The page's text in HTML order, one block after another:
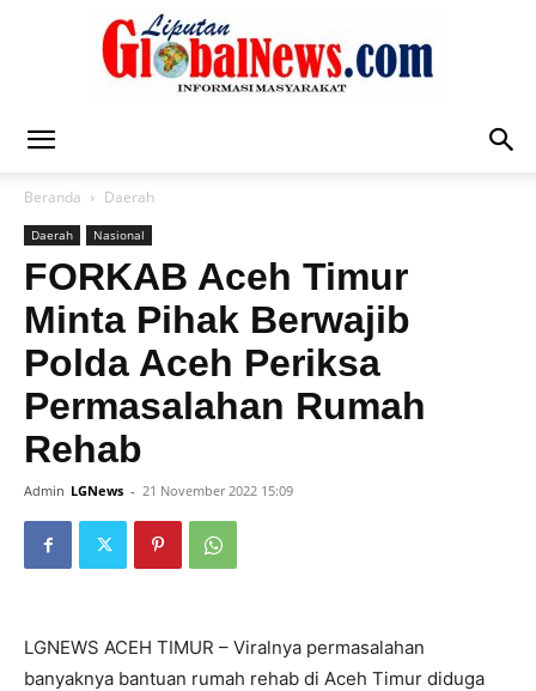
Global
News
Beranda Daerah
Daerah Nasional
FORKAB Aceh Timur
Minta Pihak Berwajib
Polda Aceh Periksa
Permasalahan Rumah
Rehab
Admin LGNews - 21 November 2022 15:09
LGNEWS ACEH TIMUR – Viralnya permasalahan
banyaknya bantuan rumah rehab di Aceh Timur diduga